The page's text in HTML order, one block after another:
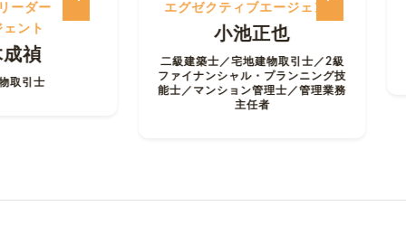
エグゼクティブエージェント
小池正也
二級建築士／宅地建物取引士／2級
ファイナンシャル・プランニング技
能士／マンション管理士／管理業務